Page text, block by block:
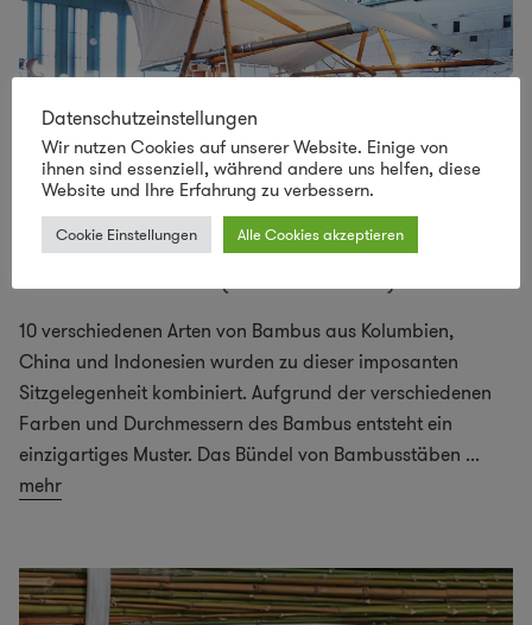
10 verschiedenen Arten von Bambus aus Kolumbien,
China und Indonesien wurden zu dieser imposanten
Sitzgelegenheit kombiniert. Aufgrund der verschiedenen
Farben und Durchmessern des Bambus entsteht ein
einzigartiges Muster. Das Bündel von Bambusstäben ...
mehr
Datenschutzeinstellungen
Wir nutzen Cookies auf unserer Website. Einige von
ihnen sind essenziell, während andere uns helfen, diese
Website und Ihre Erfahrung zu verbessern.
Cookie Einstellungen Alle Cookies akzeptieren